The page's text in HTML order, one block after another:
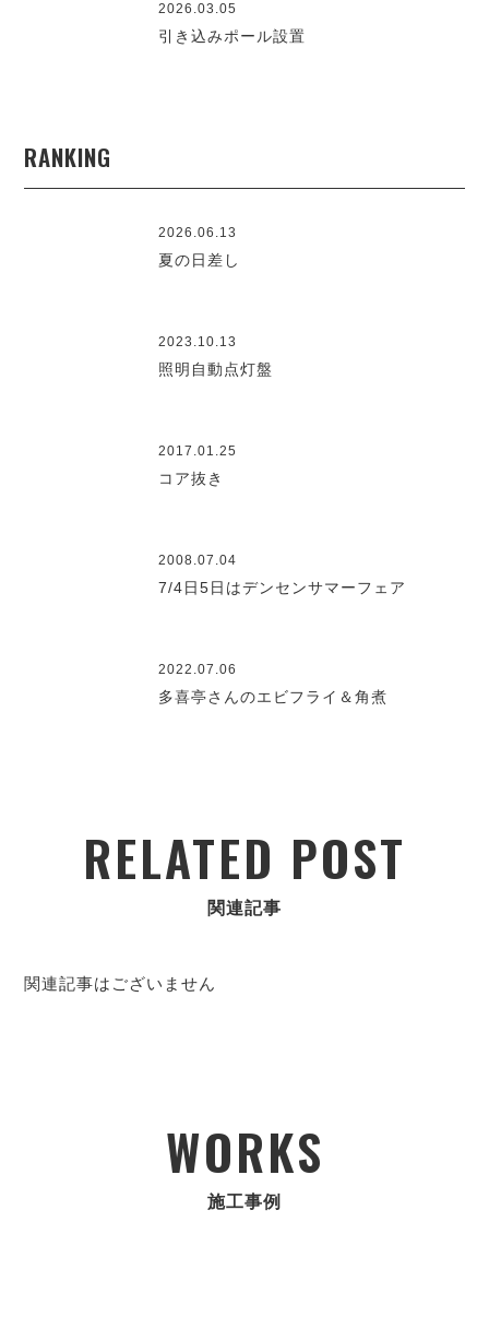
2026.03.05
引き込みポール設置
RANKING
2026.06.13
夏の日差し
2023.10.13
照明自動点灯盤
2017.01.25
コア抜き
2008.07.04
7/4日5日はデンセンサマーフェア
2022.07.06
多喜亭さんのエビフライ＆角煮
RELATED POST
関連記事
関連記事はございません
WORKS
施工事例